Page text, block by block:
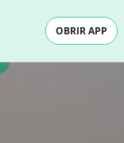
OBRIR APP